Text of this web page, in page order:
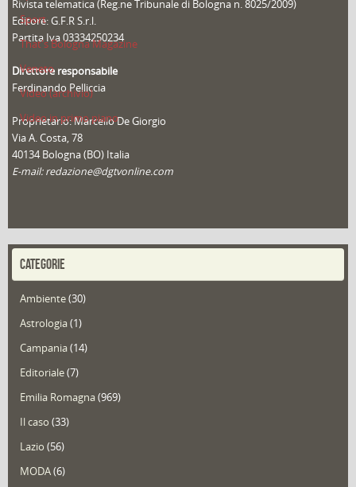
Sport
That's Bologna Magazine
Veneto
Video (archivio)
Video in primo piano
Rivista telematica (Reg.ne Tribunale di Bologna n. 8025/2009)
Editore: G.F.R S.r.l.
Partita Iva 03334250234
Direttore responsabile
Ferdinando Pelliccia
Proprietario: Marcello De Giorgio
Via A. Costa, 78
40134 Bologna (BO) Italia
E-mail: redazione@dgtvonline.com
CATEGORIE
Ambiente(30)
Astrologia(1)
Campania(14)
Editoriale(7)
Emilia Romagna(969)
Il caso (33)
Lazio (56)
MODA(6)